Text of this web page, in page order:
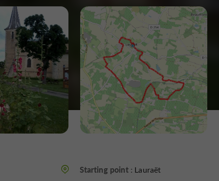
Starting point : Lauraët